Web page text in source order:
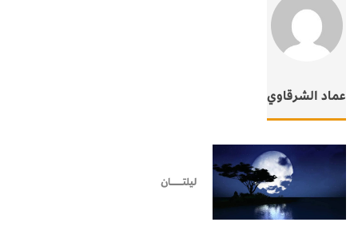
عماد الشرقاوي
ليلتـــــــــــــــان